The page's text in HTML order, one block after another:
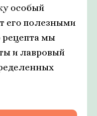
особый
его полезными
рецепта мы
и лавровый